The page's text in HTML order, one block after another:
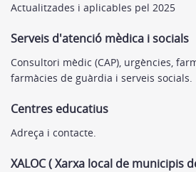
Actualitzades i aplicables pel 2025
Serveis d'atenció mèdica i socials
Consultori mèdic (CAP), urgències,
farmàcies de guàrdia i serveis socials.
Centres educatius
Adreça i contacte.
XALOC ( Xarxa local de municipis